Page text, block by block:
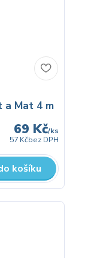
a Mat 4 m
69 Kč/ks
57 Kčbez DPH
košíku